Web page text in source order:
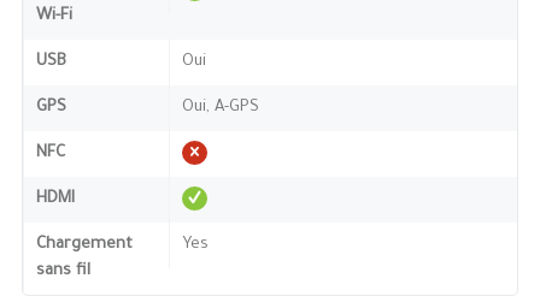
Wi-Fi
USB Oui
GPS Oui, A-GPS
NFC
HDMI
Chargement
sans fil
Yes